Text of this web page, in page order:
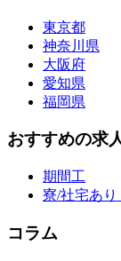
東京都
神奈川県
大阪府
愛知県
福岡県
おすすめの求
期間工
寮/社宅あ
コラム